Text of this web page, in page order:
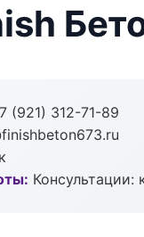
(921) 312-71-89
Консультации: